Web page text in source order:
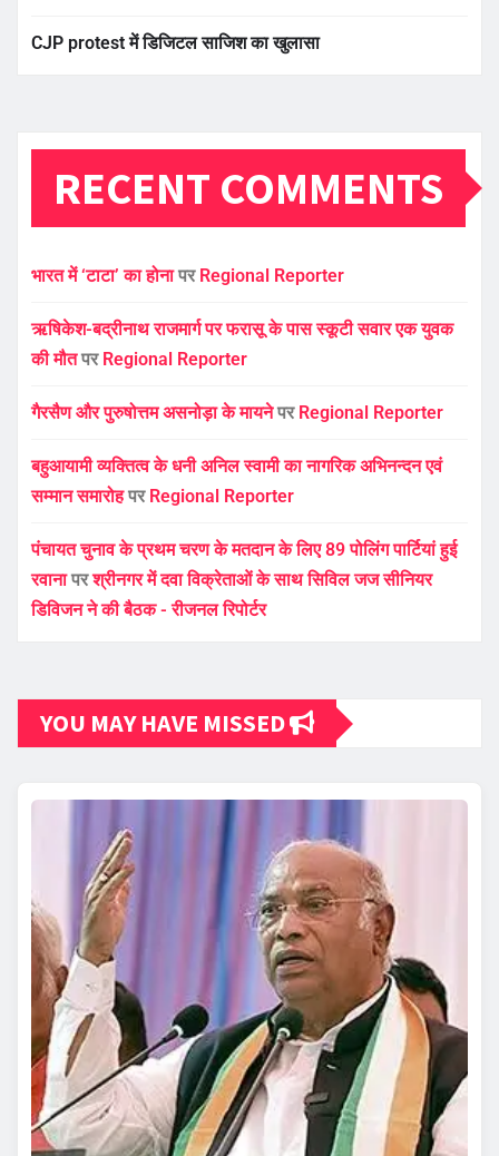
CJP protest में डिजिटल साजिश का खुलासा
RECENT COMMENTS
भारत में ‘टाटा’ का होनापर Regional Reporter
ऋषिकेश-बद्रीनाथ राजमार्ग पर फरासू के पास स्कूटी सवार एक युवक
की मौतपर Regional Reporter
गैरसैण और पुरुषोत्तम असनोड़ा के मायनेपर Regional Reporter
बहुआयामी व्यक्तित्व के धनी अनिल स्वामी का नागरिक अभिनन्दन एवं
सम्मान समारोहपर Regional Reporter
पंचायत चुनाव के प्रथम चरण के मतदान के लिए 89 पोलिंग पार्टियां हुई
रवानापरश्रीनगर में दवा विक्रेताओं के साथ सिविल जज सीनियर
डिविजन ने की बैठक - रीजनल रिपोर्टर
YOU MAY HAVE MISSED